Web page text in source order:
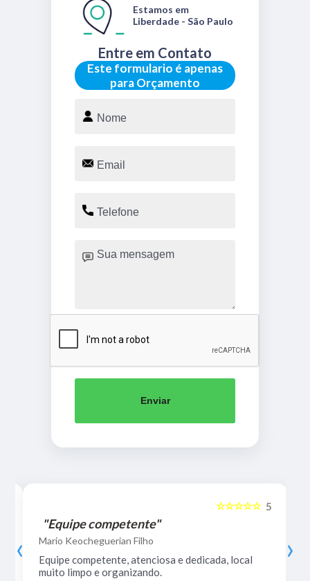
Este formulario é apenas
para Orçamento
Entre em Contato
Estamos em
Liberdade - São Paulo
Enviar
5
☆☆☆☆☆
"Equipe competente"
Mario Keocheguerian Filho
Equipe competente, atenciosa e dedicada, local
muito limpo e organizando.
‹ ›